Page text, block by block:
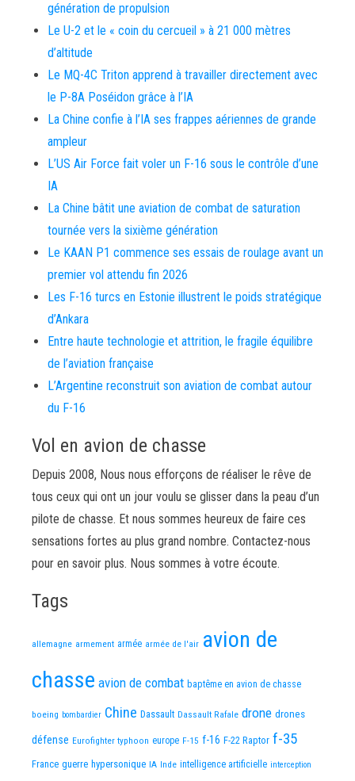
génération de propulsion
Le U-2 et le « coin du cercueil » à 21 000 mètres
d’altitude
Le MQ-4C Triton apprend à travailler directement avec
le P-8A Poséidon grâce à l’IA
La Chine confie à l’IA ses frappes aériennes de grande
ampleur
L’US Air Force fait voler un F-16 sous le contrôle d’une
IA
La Chine bâtit une aviation de combat de saturation
tournée vers la sixième génération
Le KAAN P1 commence ses essais de roulage avant un
premier vol attendu fin 2026
Les F-16 turcs en Estonie illustrent le poids stratégique
d’Ankara
Entre haute technologie et attrition, le fragile équilibre
de l’aviation française
L’Argentine reconstruit son aviation de combat autour
du F-16
Vol en avion de chasse
Depuis 2008, Nous nous efforçons de réaliser le rêve de
tous ceux qui ont un jour voulu se glisser dans la peau d’un
pilote de chasse. Et nous sommes heureux de faire ces
sensations fortes au plus grand nombre. Contactez-nous
pour en savoir plus. Nous sommes à votre écoute.
Tags
allemagne armement armée armée de l'air avion de
chasse avion de combat baptême en avion de chasse
boeing bombardier Chine Dassault Dassault Rafale drone drones
défense Eurofighter typhoon europe F-15 f-16 F-22 Raptor f-35
France guerre hypersonique IA Inde intelligence artificielle interception